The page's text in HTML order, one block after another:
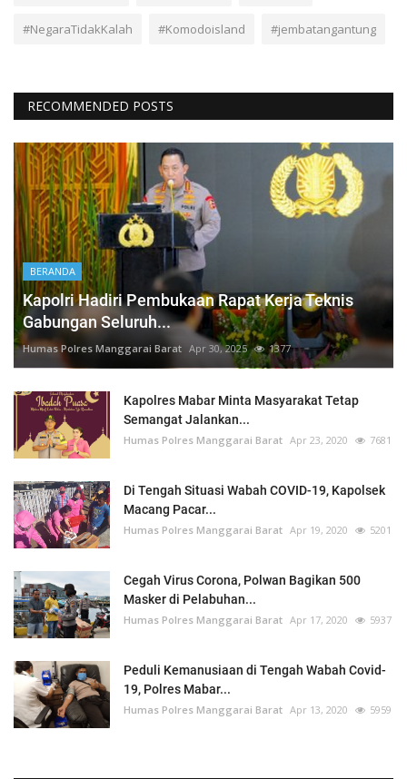
#NegaraTidakKalah #Komodoisland #jembatangantung
RECOMMENDED POSTS
BERANDA
Kapolri Hadiri Pembukaan Rapat Kerja Teknis
Gabungan Seluruh...
Humas Polres Manggarai Barat Apr 30, 2025 1377
Kapolres Mabar Minta Masyarakat Tetap
Semangat Jalankan...
Humas Polres Manggarai Barat Apr 23, 2020 7681
Di Tengah Situasi Wabah COVID-19, Kapolsek
Macang Pacar...
Humas Polres Manggarai Barat Apr 19, 2020 5201
Cegah Virus Corona, Polwan Bagikan 500
Masker di Pelabuhan...
Humas Polres Manggarai Barat Apr 17, 2020 5937
Peduli Kemanusiaan di Tengah Wabah Covid-
19, Polres Mabar...
Humas Polres Manggarai Barat Apr 13, 2020 5959